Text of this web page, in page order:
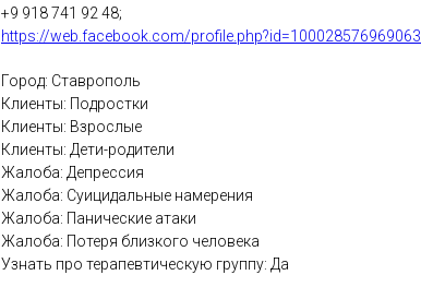
+9 918 741 92 48;
https://web.facebook.com/profile.php?id=100028576969063
Город: Ставрополь
Клиенты: Подростки
Клиенты: Взрослые
Клиенты: Дети-родители
Жалоба: Депрессия
Жалоба: Суицидальные намерения
Жалоба: Панические атаки
Жалоба: Потеря близкого человека
Узнать про терапевтическую группу: Да